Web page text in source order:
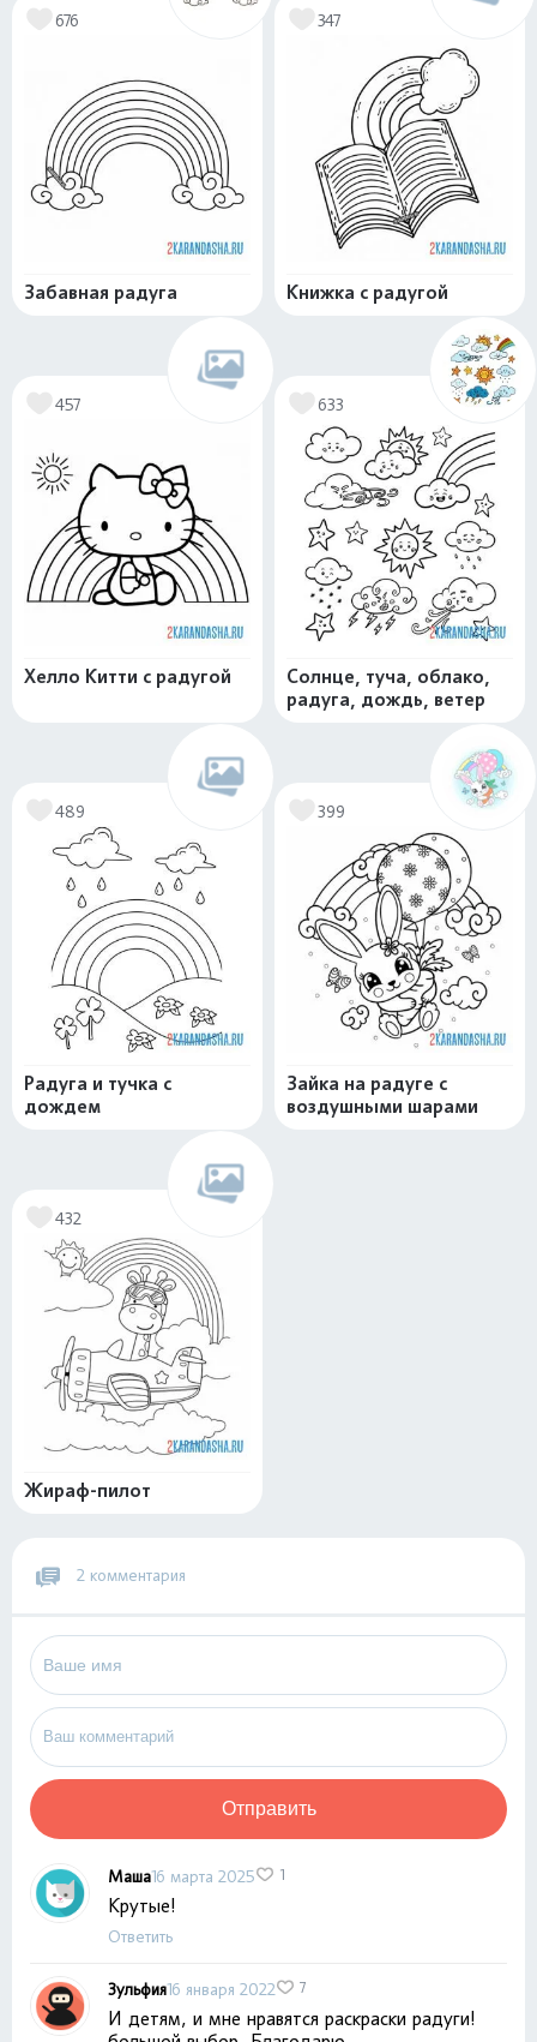
676
Забавная радуга
347
Книжка с радугой
457
Хелло Китти с радугой
633
Солнце, туча, облако,
радуга, дождь, ветер
489
Радуга и тучка с
дождем
399
Зайка на радуге с
воздушными шарами
432
Жираф-пилот
2 комментария
Отправить
Маша16 марта 2025 1
Крутые!
Ответить
Зульфия16 января 2022 7
И детям, и мне нравятся раскраски радуги!